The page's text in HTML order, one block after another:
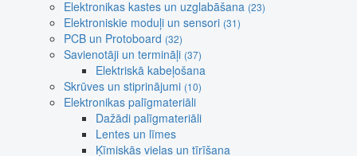
Elektronikas kastes un uzglabāšana (23)
Elektroniskie moduļi un sensori (31)
PCB un Protoboard (32)
Savienotāji un termināļi (37)
Elektriskā kabeļošana
Skrūves un stiprinājumi (10)
Elektronikas palīgmateriāli
Dažādi palīgmateriāli
Lentes un līmes
Ķīmiskās vielas un tīrīšana